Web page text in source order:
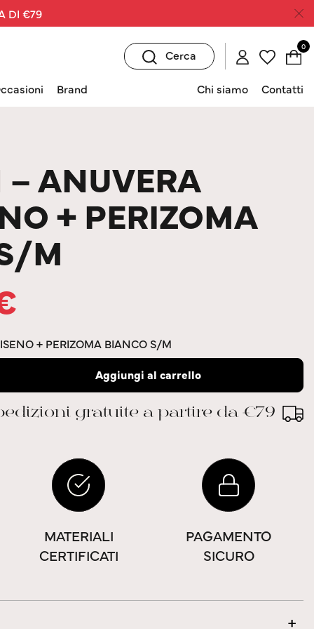
DI €79
Cerca
0
Brand Chi siamo Contatti
ANUVERA
+ PERIZOMA
M
+ PERIZOMA BIANCO S/M
Aggiungi al carrello
gratuite a partire da €79
MATERIALI
CERTIFICATI
PAGAMENTO
SICURO